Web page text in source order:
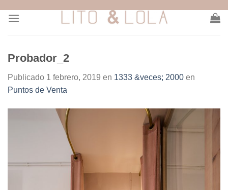
Probador_2
Publicado 1 febrero, 2019 en 1333 &veces; 2000 en
Puntos de Venta